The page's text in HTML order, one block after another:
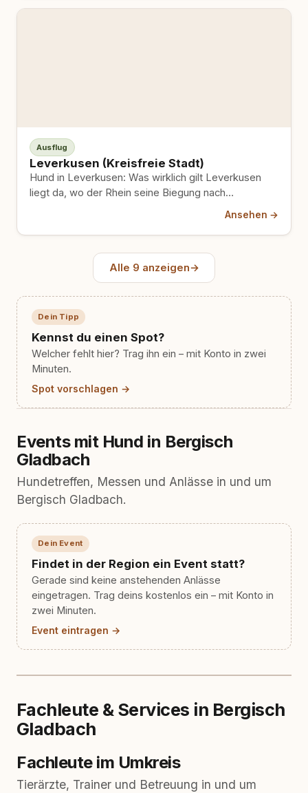
Ausflug
Leverkusen (Kreisfreie Stadt)
Hund in Leverkusen: Was wirklich gilt Leverkusen
liegt da, wo der Rhein seine Biegung nach
Ansehen →
Alle 9 anzeigen→
Dein Tipp
Kennst du einen Spot?
Welcher fehlt hier? Trag ihn ein – mit Konto in zwei
Minuten.
Spot vorschlagen →
Events mit Hund in Bergisch
Gladbach
Hundetreffen, Messen und Anlässe in und um
Bergisch Gladbach.
Dein Event
Findet in der Region ein Event statt?
Gerade sind keine anstehenden Anlässe
eingetragen. Trag deins kostenlos ein – mit Konto in
zwei Minuten.
Event eintragen →
Fachleute & Services in Bergisch
Gladbach
Fachleute im Umkreis
Tierärzte, Trainer und Betreuung in und um